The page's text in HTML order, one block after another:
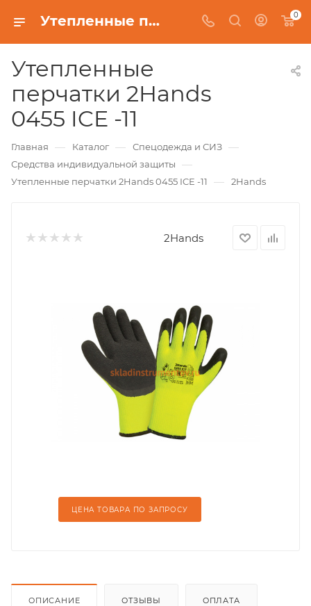
Утепленные перчатки 2Hands 0455 ICE -11 0
Утепленные
перчатки 2Hands
0455 ICE -11
Главная — Каталог — Спецодежда и СИЗ —
Средства индивидуальной защиты —
Утепленные перчатки 2Hands 0455 ICE -11 — 2Hands
2Hands
ЦЕНА ТОВАРА ПО ЗАПРОСУ
ОПИСАНИЕ ОТЗЫВЫ ОПЛАТА